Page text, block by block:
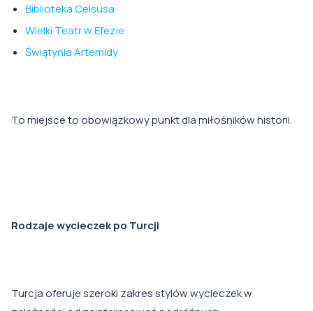
Biblioteka Celsusa
Wielki Teatr w Efezie
Świątynia Artemidy
To miejsce to obowiązkowy punkt dla miłośników historii.
Rodzaje wycieczek po Turcji
Turcja oferuje szeroki zakres stylów wycieczek w